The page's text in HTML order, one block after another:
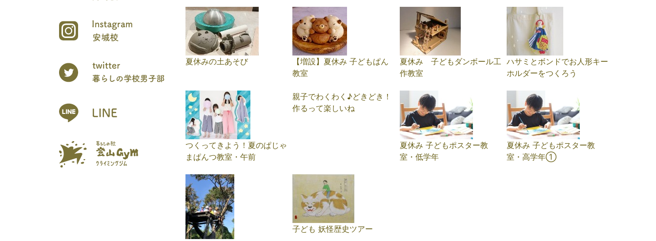
夏休みの土あそび
【増設】夏休み 子どもぱん
教室
夏休み 子どもダンボール工
作教室
ハサミとボンドでお人形キー
ホルダーをつくろう
つくってきよう！夏のぱじゃ
まぱんつ教室・午前
親子でわくわく♪どきどき！
作るって楽しいね
夏休み 子どもポスター教
室・低学年
夏休み 子どもポスター教
室・高学年①
子ども 妖怪歴史ツアー